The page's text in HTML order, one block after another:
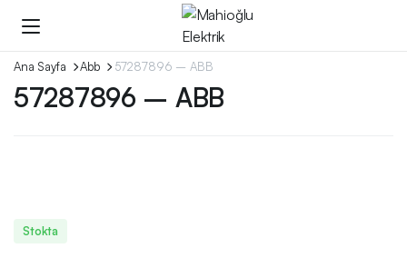
Ana Sayfa Abb 57287896 – ABB
57287896 – ABB
Stokta